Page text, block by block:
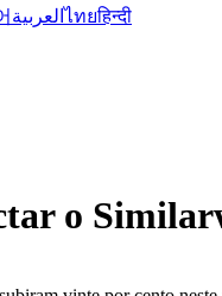
العربيةไทยहिन्दी
o